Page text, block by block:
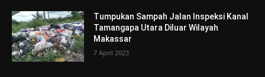
Tumpukan Sampah Jalan Inspeksi Kanal
Tamangapa Utara Diluar Wilayah
Makassar
7 April 2023